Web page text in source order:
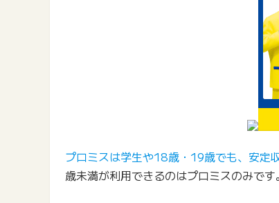
プロミスは学生や18歳・19歳でも、安定
歳未満が利用できるのはプロミスのみです。